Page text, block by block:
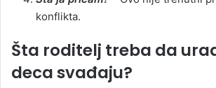
konflikta.
Šta roditelj treba da
deca svađaju?